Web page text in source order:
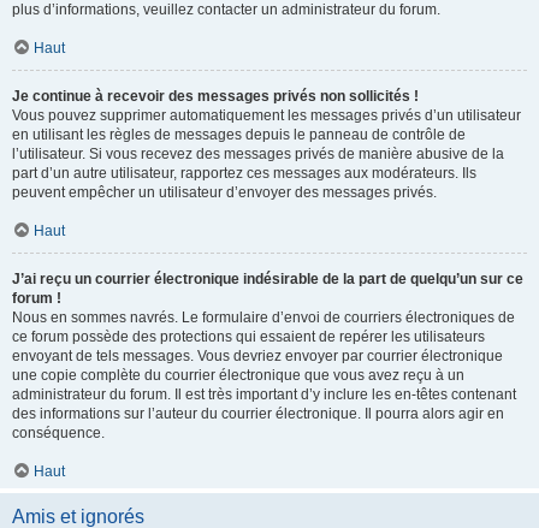
plus d’informations, veuillez contacter un administrateur du forum.
Haut
Je continue à recevoir des messages privés non sollicités !
Vous pouvez supprimer automatiquement les messages privés d’un utilisateur
en utilisant les règles de messages depuis le panneau de contrôle de
l’utilisateur. Si vous recevez des messages privés de manière abusive de la
part d’un autre utilisateur, rapportez ces messages aux modérateurs. Ils
peuvent empêcher un utilisateur d’envoyer des messages privés.
Haut
J’ai reçu un courrier électronique indésirable de la part de quelqu’un sur ce
forum !
Nous en sommes navrés. Le formulaire d’envoi de courriers électroniques de
ce forum possède des protections qui essaient de repérer les utilisateurs
envoyant de tels messages. Vous devriez envoyer par courrier électronique
une copie complète du courrier électronique que vous avez reçu à un
administrateur du forum. Il est très important d’y inclure les en-têtes contenant
des informations sur l’auteur du courrier électronique. Il pourra alors agir en
conséquence.
Haut
Amis et ignorés